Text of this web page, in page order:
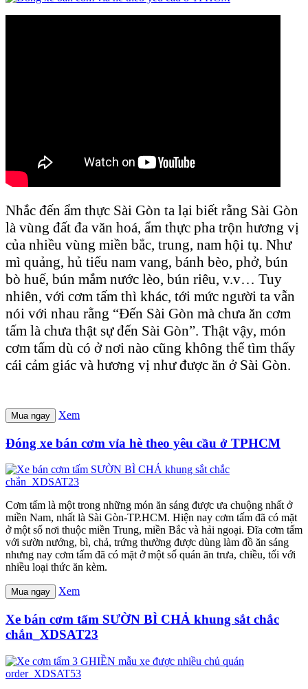
Nhắc đến ẩm thực Sài Gòn ta lại biết rằng Sài Gòn
là vùng đất đa văn hoá, ẩm thực pha trộn hương vị
của nhiều vùng miền bắc, trung, nam hội tụ. Như
mì quảng, hủ tiếu nam vang, bánh bèo, phở, bún
bò huế, bún mắm nước lèo, bún riêu, v.v… Tuy
nhiên, với cơm tấm thì khác, tới mức người ta vẫn
nói với nhau rằng “Đến Sài Gòn mà chưa ăn cơm
tấm là chưa thật sự đến Sài Gòn”. Thật vậy, món
cơm tấm dù có ở nơi nào cũng không thể tìm thấy
cái cảm giác và hương vị như được ăn ở Sài Gòn.
Mua ngay Xem
Đóng xe bán cơm vỉa hè theo yêu cầu ở TPHCM
Cơm tấm là một trong những món ăn sáng được ưa chuộng nhất ở
miền Nam, nhất là Sài Gòn-TP.HCM. Hiện nay cơm tấm đã có mặt
ở một số nơi thuộc miền Trung, miền Bắc và hải ngoại. Đĩa cơm tấm
với sườn nướng, bì, chả, trứng thường được dùng làm đồ ăn sáng
nhưng nay cơm tấm đã có mặt ở một số quán ăn trưa, chiều, tối với
nhiều loại thức ăn kèm.
Mua ngay Xem
Xe bán cơm tấm SƯỜN BÌ CHẢ khung sắt chắc
chắn_XDSAT23